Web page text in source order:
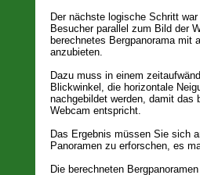
Der nächste logische Schritt
Besucher parallel zum Bild der
berechnetes Bergpanorama mit
anzubieten.
Dazu muss in einem
Blickwinkel, die horizontale
nachgebildet werden, damit das
Webcam entspricht.
Das Ergebnis müssen Sie sich
Panoramen zu erforschen, es
Die berechneten